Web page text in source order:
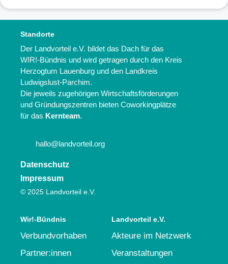
Standorte
Der Landvorteil e.V. bildet das Dach für das
WIR!-Bündnis und wird getragen durch den Kreis
Herzogtum Lauenburg und den Landkreis
Ludwigslust-Parchim.
Die jeweils zugehörigen Wirtschaftsförderungen
und Gründungszentren bieten Coworkingplätze
für das Kernteam.
hallo@landvorteil.org
Datenschutz
Impressum
© 2025 Landvorteil e.V.
Wir!-Bündnis
Verbundvorhaben
Partner:innen
Landvorteil e.V.
Akteure im Netzwerk
Veranstaltungen